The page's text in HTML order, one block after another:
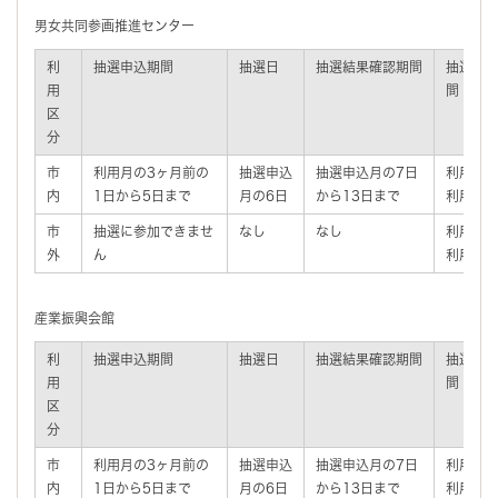
男女共同参画推進センター
利
用
区
分
抽選申込期間 抽選日 抽選結果確認期間
抽選後
間
市
内
利用月の3ヶ月前の
1日から5日まで
抽選申込
月の6日
抽選申込月の7日
から13日まで
利用月
利用日
市
外
抽選に参加できませ
ん
なし なし
利用月
利用日
産業振興会館
利
用
区
分
抽選申込期間 抽選日 抽選結果確認期間
抽選後
間
市
内
利用月の3ヶ月前の
1日から5日まで
抽選申込
月の6日
抽選申込月の7日
から13日まで
利用月
利用日